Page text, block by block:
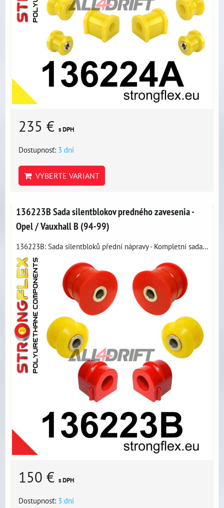
235 € s DPH
Dostupnosť: 3 dni
VYBERTE VARIANT
136223B Sada silentblokov predného zavesenia -
Opel / Vauxhall B (94-99)
136223B: Sada silentbloků přední nápravy - Kompletní sada...
150 € s DPH
Dostupnosť: 3 dni